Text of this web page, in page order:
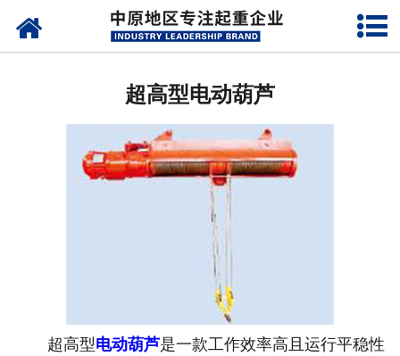
网站首页
路桥门机
造船门机
提梁机
运梁设备
门式起重机
超高型电动葫芦
超高型电动葫芦是一款工作效率高且运行平稳性